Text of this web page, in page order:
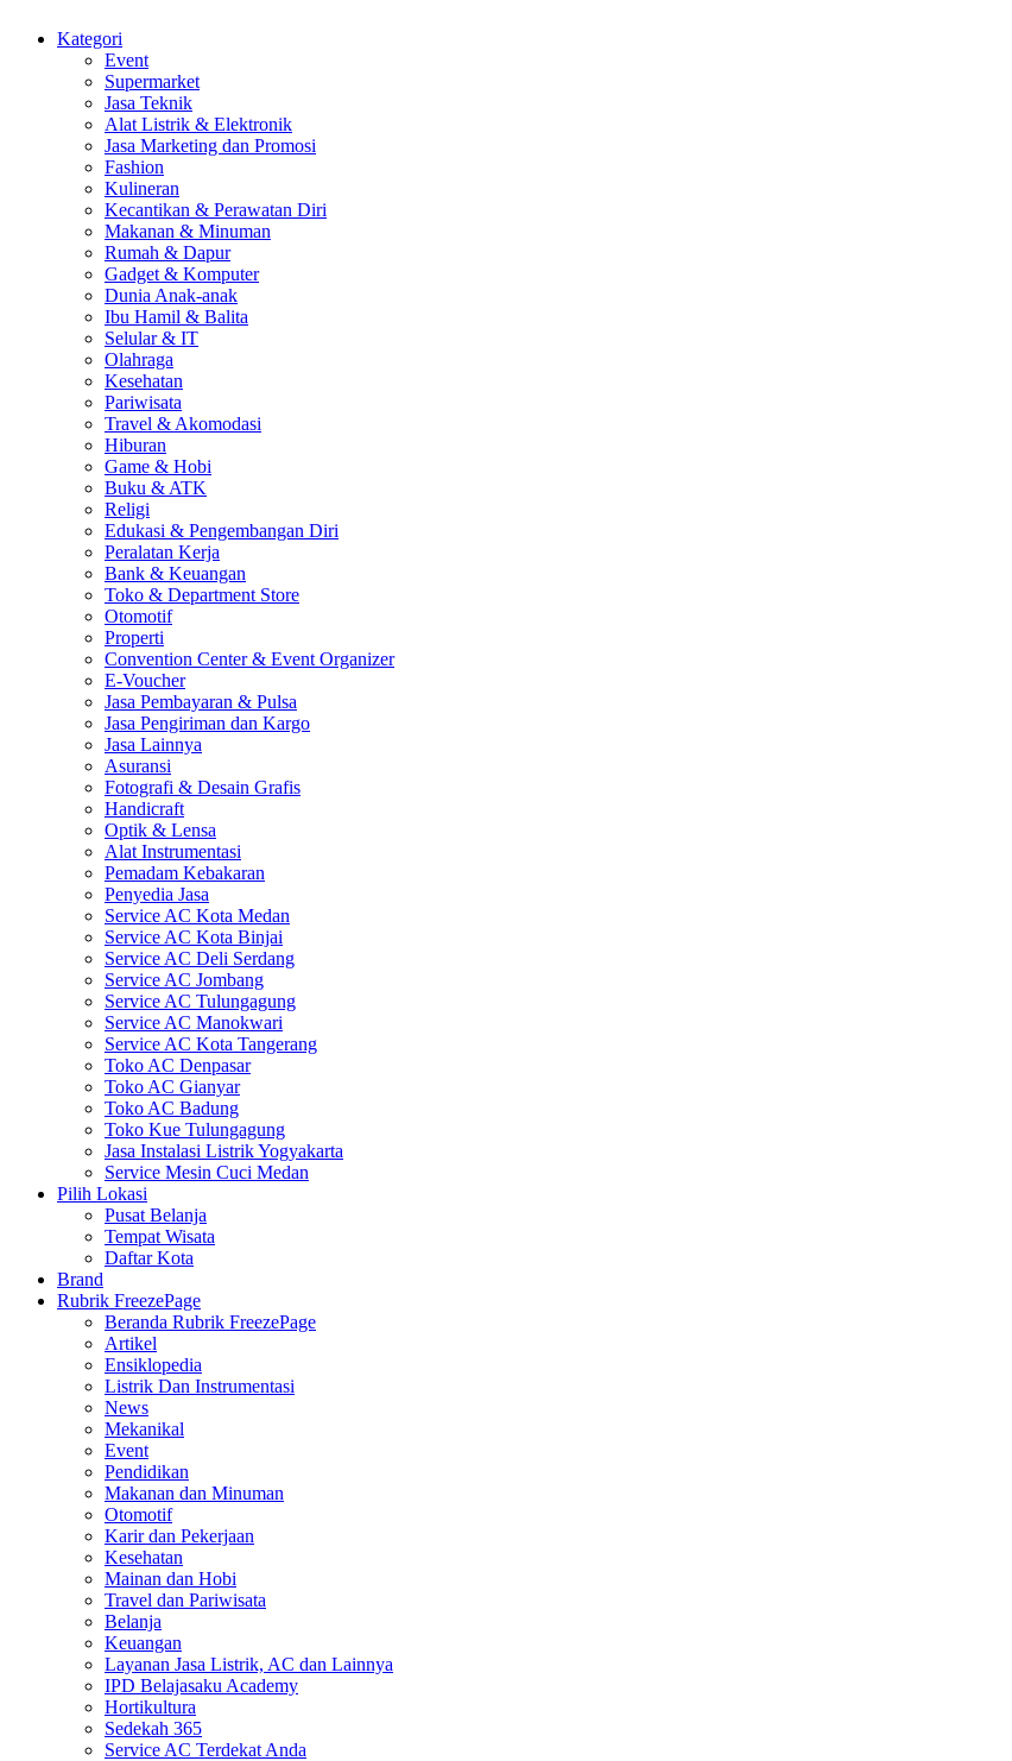
Kategori
Event
Supermarket
Jasa Teknik
Alat Listrik & Elektronik
Jasa Marketing dan Promosi
Fashion
Kulineran
Kecantikan & Perawatan Diri
Makanan & Minuman
Rumah & Dapur
Gadget & Komputer
Dunia Anak-anak
Ibu Hamil & Balita
Selular & IT
Olahraga
Kesehatan
Pariwisata
Travel & Akomodasi
Hiburan
Game & Hobi
Buku & ATK
Religi
Edukasi & Pengembangan Diri
Peralatan Kerja
Bank & Keuangan
Toko & Department Store
Otomotif
Properti
Convention Center & Event Organizer
E-Voucher
Jasa Pembayaran & Pulsa
Jasa Pengiriman dan Kargo
Jasa Lainnya
Asuransi
Fotografi & Desain Grafis
Handicraft
Optik & Lensa
Alat Instrumentasi
Pemadam Kebakaran
Penyedia Jasa
Service AC Kota Medan
Service AC Kota Binjai
Service AC Deli Serdang
Service AC Jombang
Service AC Tulungagung
Service AC Manokwari
Service AC Kota Tangerang
Toko AC Denpasar
Toko AC Gianyar
Toko AC Badung
Toko Kue Tulungagung
Jasa Instalasi Listrik Yogyakarta
Service Mesin Cuci Medan
Pilih Lokasi
Pusat Belanja
Tempat Wisata
Daftar Kota
Brand
Rubrik FreezePage
Beranda Rubrik FreezePage
Artikel
Ensiklopedia
Listrik Dan Instrumentasi
News
Mekanikal
Event
Pendidikan
Makanan dan Minuman
Otomotif
Karir dan Pekerjaan
Kesehatan
Mainan dan Hobi
Travel dan Pariwisata
Belanja
Keuangan
Layanan Jasa Listrik, AC dan Lainnya
IPD Belajasaku Academy
Hortikultura
Sedekah 365
Service AC Terdekat Anda